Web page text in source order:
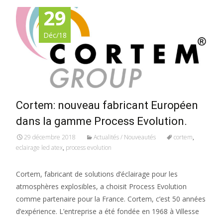
29
Déc/18
Cortem: nouveau fabricant Européen
dans la gamme Process Evolution.
29 décembre 2018 Actualités / Nouveautés cortem,
eclairage led atex, process evolution
Cortem, fabricant de solutions d’éclairage pour les
atmosphères explosibles, a choisit Process Evolution
comme partenaire pour la France. Cortem, c’est 50 années
d’expérience. L’entreprise a été fondée en 1968 à Villesse